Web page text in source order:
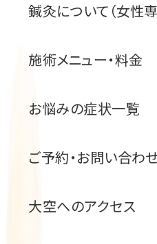
鍼灸について（女性専
施術メニュー・料金
お悩みの症状一覧
ご予約・お問い合わ
大空へのアクセス